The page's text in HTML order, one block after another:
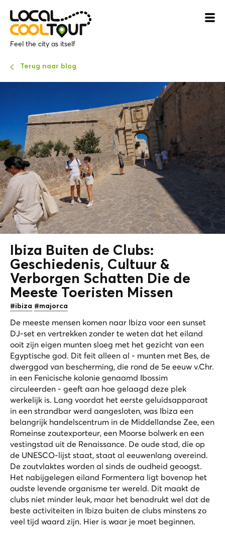
Feel the city as itself
Terug naar blog
Ibiza Buiten de Clubs:
Geschiedenis, Cultuur &
Verborgen Schatten Die de
Meeste Toeristen Missen
#ibiza #majorca
De meeste mensen komen naar Ibiza voor een sunset
DJ-set en vertrekken zonder te weten dat het eiland
ooit zijn eigen munten sloeg met het gezicht van een
Egyptische god. Dit feit alleen al - munten met Bes, de
dwerggod van bescherming, die rond de 5e eeuw v.Chr.
in een Fenicische kolonie genaamd Ibossim
circuleerden - geeft aan hoe gelaagd deze plek
werkelijk is. Lang voordat het eerste geluidsapparaat
in een strandbar werd aangesloten, was Ibiza een
belangrijk handelscentrum in de Middellandse Zee, een
Romeinse zoutexporteur, een Moorse bolwerk en een
vestingstad uit de Renaissance. De oude stad, die op
de UNESCO-lijst staat, staat al eeuwenlang overeind.
De zoutvlaktes worden al sinds de oudheid geoogst.
Het nabijgelegen eiland Formentera ligt bovenop het
oudste levende organisme ter wereld. Dit maakt de
clubs niet minder leuk, maar het benadrukt wel dat de
beste activiteiten in Ibiza buiten de clubs minstens zo
veel tijd waard zijn. Hier is waar je moet beginnen.